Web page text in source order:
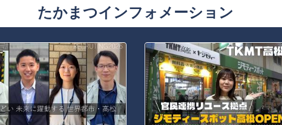
たかまつインフォメーション